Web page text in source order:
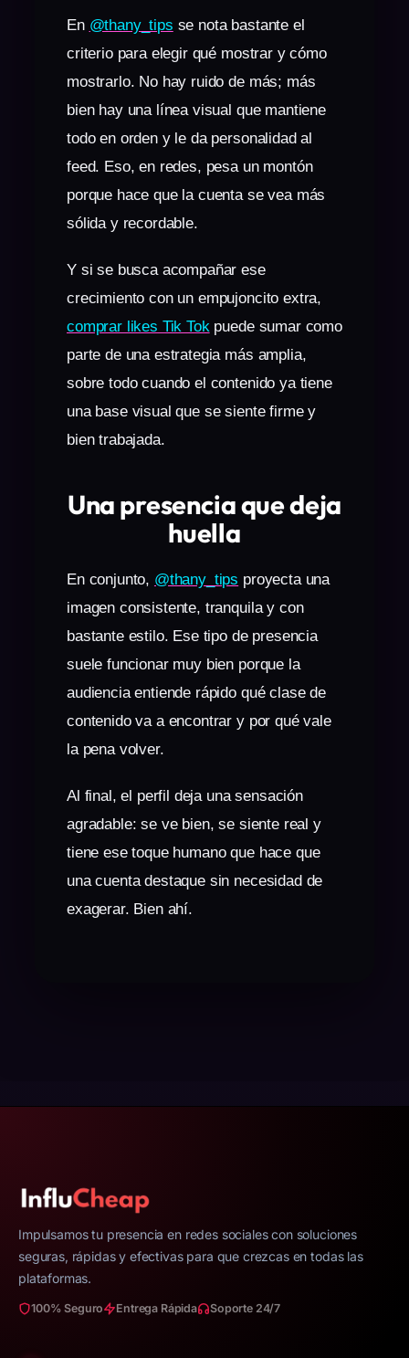
En @thany_tips se nota bastante el
criterio para elegir qué mostrar y cómo
mostrarlo. No hay ruido de más; más
bien hay una línea visual que mantiene
todo en orden y le da personalidad al
feed. Eso, en redes, pesa un montón
porque hace que la cuenta se vea más
sólida y recordable.
Y si se busca acompañar ese
crecimiento con un empujoncito extra,
comprar likes Tik Tokpuede sumar como
parte de una estrategia más amplia,
sobre todo cuando el contenido ya tiene
una base visual que se siente firme y
bien trabajada.
Una presencia que deja
huella
En conjunto, @thany_tips proyecta una
imagen consistente, tranquila y con
bastante estilo. Ese tipo de presencia
suele funcionar muy bien porque la
audiencia entiende rápido qué clase de
contenido va a encontrar y por qué vale
la pena volver.
Al final, el perfil deja una sensación
agradable: se ve bien, se siente real y
tiene ese toque humano que hace que
una cuenta destaque sin necesidad de
exagerar. Bien ahí.
Impulsamos tu presencia en redes sociales con soluciones
seguras, rápidas y efectivas para que crezcas en todas las
plataformas.
100% Seguro Entrega Rápida Soporte 24/7